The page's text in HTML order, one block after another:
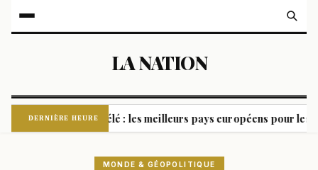
LA NATION
DERNIÈRE HEURE
| Révélé : les meilleurs pays européens pour les
MONDE & GÉOPOLITIQUE